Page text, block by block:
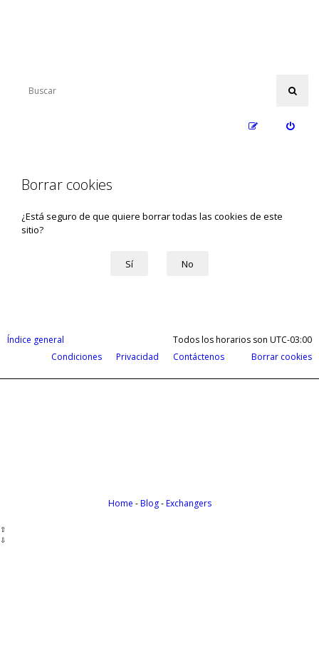
Borrar cookies
¿Está seguro de que quiere borrar todas las cookies de este
sitio?
Índice general Todos los horarios son UTC-03:00
Borrar cookies
Contáctenos
Privacidad
Condiciones
Home -Blog-Exchangers
⇧
⇩